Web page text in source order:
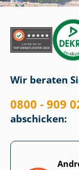
Wir beraten
0800 - 909
abschicken: